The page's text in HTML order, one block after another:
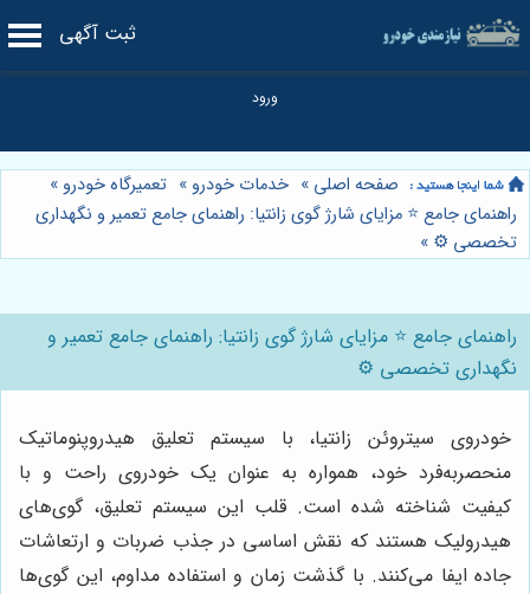
ثبت آگهی
صفحه اصلی » خدمات خودرو » تعمیرگاه خودرو »
راهنمای جامع ⭐️ مزایای شارژ گوی زانتیا: راهنمای جامع تعمیر و نگهداری
تخصصی ⚙️ »
راهنمای جامع ⭐️ مزایای شارژ گوی زانتیا: راهنمای جامع تعمیر و
نگهداری تخصصی ⚙️
خودروی سیتروئن زانتیا، با سیستم تعلیق هیدروپنوماتیک
منحصربه‌فرد خود، همواره به عنوان یک خودروی راحت و با
کیفیت شناخته شده است. قلب این سیستم تعلیق، گوی‌های
هیدرولیک هستند که نقش اساسی در جذب ضربات و ارتعاشات
جاده ایفا می‌کنند. با گذشت زمان و استفاده مداوم، این گوی‌ها